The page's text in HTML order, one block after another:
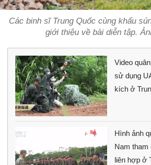
Các binh sĩ Trung Quốc cùng khẩu
giới thiệu về bài diễn tập.
Video
sử dụng
kích ở
Hình ảnh
Nam tham
liên hợp ở